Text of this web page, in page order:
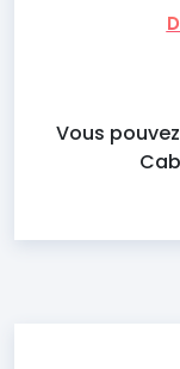
Vous